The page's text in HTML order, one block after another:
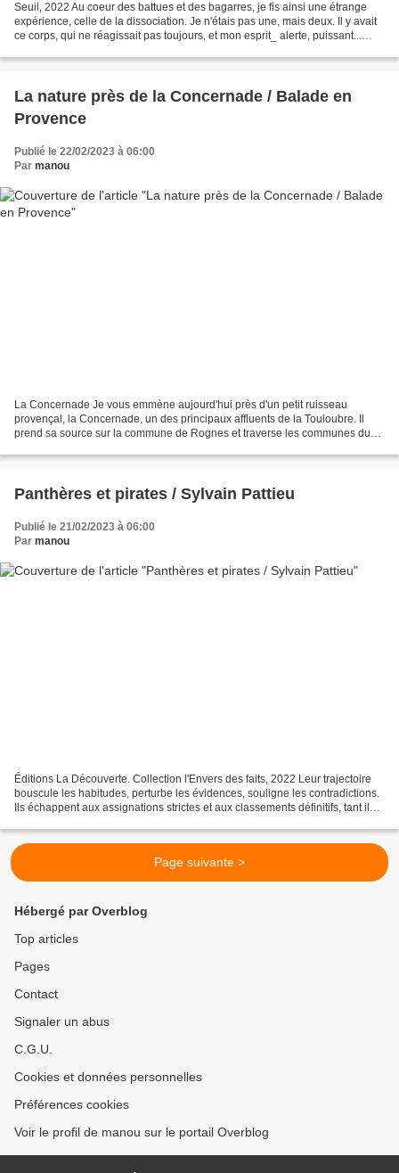
Seuil, 2022 Au coeur des battues et des bagarres, je fis ainsi une étrange
expérience, celle de la dissociation. Je n'étais pas une, mais deux. Il y avait
ce corps, qui ne réagissait pas toujours, et mon esprit_ alerte, puissant...
La nature près de la Concernade / Balade en
Provence
Publié le 22/02/2023 à 06:00
Par manou
La Concernade Je vous emmène aujourd'hui près d'un petit ruisseau
provençal, la Concernade, un des principaux affluents de la Touloubre. Il
prend sa source sur la commune de Rognes et traverse les communes du
Panthères et pirates / Sylvain Pattieu
Publié le 21/02/2023 à 06:00
Par manou
Éditions La Découverte. Collection l'Envers des faits, 2022 Leur trajectoire
bouscule les habitudes, perturbe les évidences, souligne les contradictions.
Ils échappent aux assignations strictes et aux classements définitifs, tant ils
Page suivante >
Hébergé par Overblog
Top articles
Pages
Contact
Signaler un abus
C.G.U.
Cookies et données personnelles
Préférences cookies
Voir le profil de manou sur le portail Overblog